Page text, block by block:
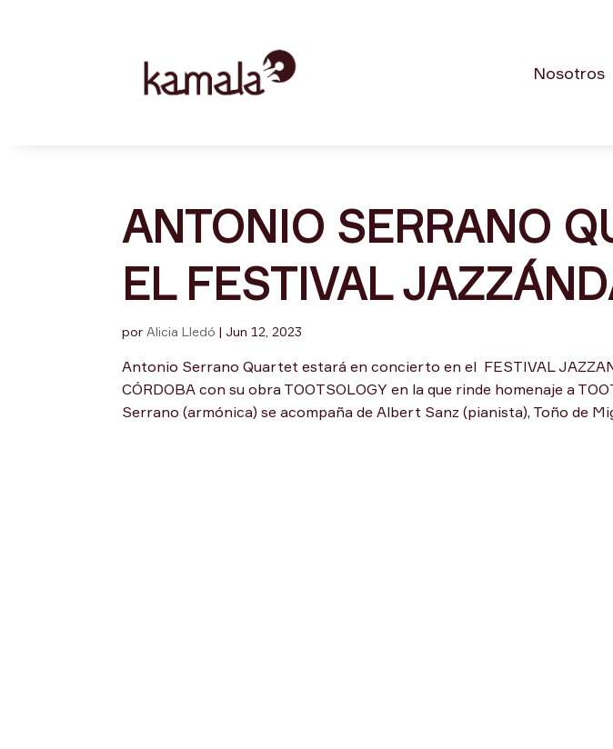
Nosotros
ANTONIO SERRANO
EL FESTIVAL
porAlicia Lledó |Jun 12, 2023
Antonio Serrano Quartet estará en concierto en el FESTIVAL
CÓRDOBA con su obra TOOTSOLOGY en la que rinde homenaje a
Serrano (armónica) se acompaña de Albert Sanz (pianista), Toño de